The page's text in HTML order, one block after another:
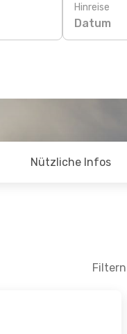
Hinreise
Datum
Nützliche Infos